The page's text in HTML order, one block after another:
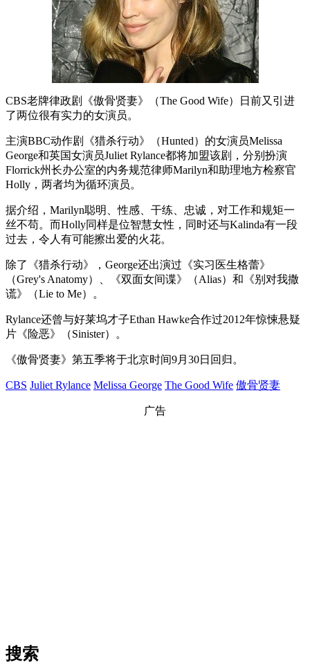
CBS老牌律政剧《傲骨贤妻》（The Good Wife）日前又引进
了两位很有实力的女演员。
主演BBC动作剧《猎杀行动》（Hunted）的女演员Melissa
George和英国女演员Juliet Rylance都将加盟该剧，分别扮演
Florrick州长办公室的内务规范律师Marilyn和助理地方检察官
Holly，两者均为循环演员。
据介绍，Marilyn聪明、性感、干练、忠诚，对工作和规矩一
丝不苟。而Holly同样是位智慧女性，同时还与Kalinda有一段
过去，令人有可能擦出爱的火花。
除了《猎杀行动》，George还出演过《实习医生格蕾》
（Grey's Anatomy）、《双面女间谍》（Alias）和《别对我撒
谎》（Lie to Me）。
Rylance还曾与好莱坞才子Ethan Hawke合作过2012年惊悚悬疑
片《险恶》（Sinister）。
《傲骨贤妻》第五季将于北京时间9月30日回归。
CBS Juliet Rylance Melissa George The Good Wife 傲骨贤妻
广告
搜索